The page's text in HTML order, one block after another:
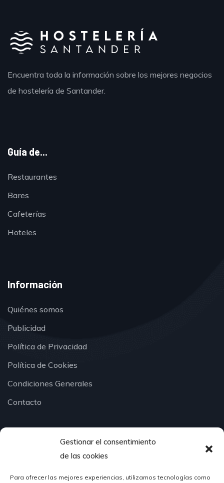
Gestionar el consentimiento
de las cookies
Para ofrecer las mejores experiencias, utilizamos tecnologías como
Encuentra toda la información sobre los mejores negocios
de hostelería de Santander.
Guía de...
Restaurantes
Bares
Cafeterías
Hoteles
Información
Quiénes somos
Publicidad
Política de Privacidad
Política de Cookies
Condiciones Generales
Contacto
¿Hablamos?
624 51 12 10